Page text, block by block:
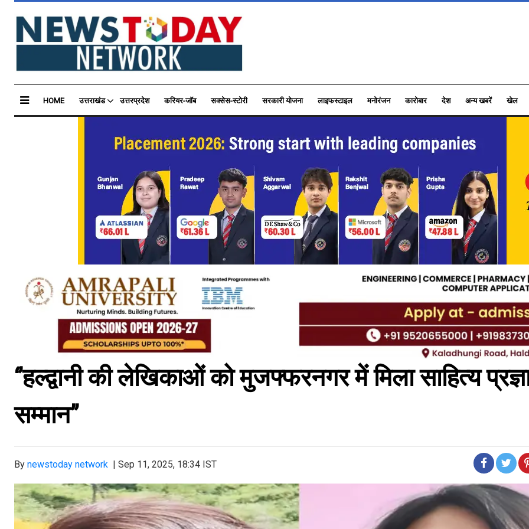
HOME उत्तराखंड उत्तरप्रदेश करियर-जॉब सक्सेस-स्टोरी सरकारी योजना लाइफस्टाइल मनोरंजन कारोबार देश अन्य खबरें खेल
‘’हल्द्वानी की लेखिकाओं को मुजफ्फरनगर में मिला साहित्य
सम्मान’’
By newstoday network | Sep 11, 2025, 18:34 IST